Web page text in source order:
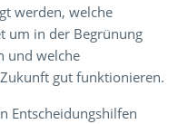
werden, welche
um in der Begrünung
und welche
gut funktionieren.
Entscheidungshilfen